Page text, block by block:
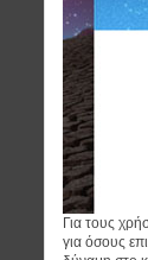
Για τους
για όσους